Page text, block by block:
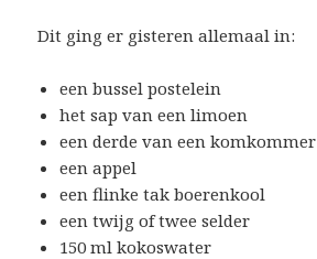
Dit ging er gisteren allemaal in:
een bussel postelein
het sap van een limoen
een derde van een komkommer
een appel
een flinke tak boerenkool
een twijg of twee selder
150 ml kokoswater